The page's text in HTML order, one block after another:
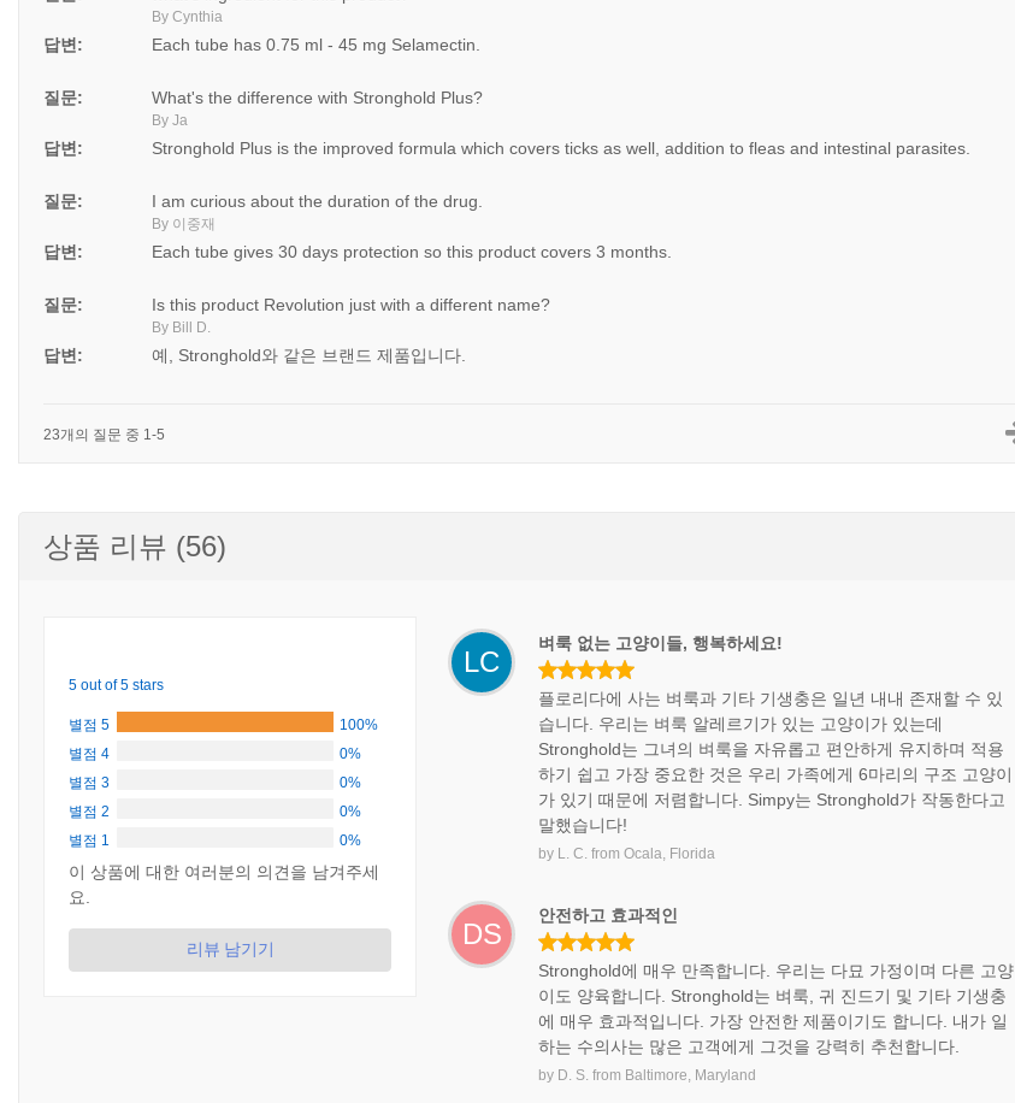
By Cynthia
답변: Each tube has 0.75 ml - 45 mg Selamectin.
질문: What's the difference with Stronghold Plus?
By Ja
답변: Stronghold Plus is the improved formula which covers ticks as well, addition to fleas and intestinal parasites.
질문: I am curious about the duration of the drug.
By 이중재
답변: Each tube gives 30 days protection so this product covers 3 months.
질문: Is this product Revolution just with a different name?
By Bill D.
답변: 예, Stronghold와 같은 브랜드 제품입니다.
23개의 질문 중 1-5
상품 리뷰 (56)
5 out of 5 stars
별점 5
100%
별점 4
0%
별점 3
0%
별점 2
0%
별점 1
0%
이 상품에 대한 여러분의 의견을 남겨주세
요.
리뷰 남기기
LC
벼룩 없는 고양이들, 행복하세요!
플로리다에 사는 벼룩과 기타 기생충은 일년 내내 존재할 수 있
습니다. 우리는 벼룩 알레르기가 있는 고양이가 있는데
Stronghold는 그녀의 벼룩을 자유롭고 편안하게 유지하며 적용
하기 쉽고 가장 중요한 것은 우리 가족에게 6마리의 구조 고양이
가 있기 때문에 저렴합니다. Simpy는 Stronghold가 작동한다고
말했습니다!
by L. C. fromOcala, Florida
DS
안전하고 효과적인
Stronghold에 매우 만족합니다. 우리는 다묘 가정이며 다른 고양
이도 양육합니다. Stronghold는 벼룩, 귀 진드기 및 기타 기생충
에 매우 효과적입니다. 가장 안전한 제품이기도 합니다. 내가 일
하는 수의사는 많은 고객에게 그것을 강력히 추천합니다.
by D. S. from Baltimore, Maryland